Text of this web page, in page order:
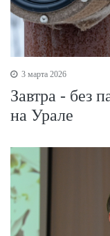
3 марта 2026
Завтра - без
на Урале